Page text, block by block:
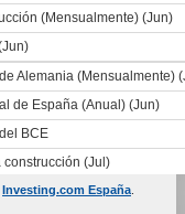
Investing.com España